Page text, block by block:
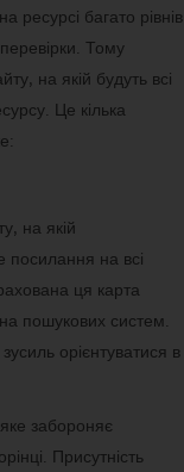
ресурсі багато рівнів
Тому
на якій будуть всі
Це кілька
на якій
на всі
ця карта
пошукових систем.
орієнтуватися в
забороняє
Присутність